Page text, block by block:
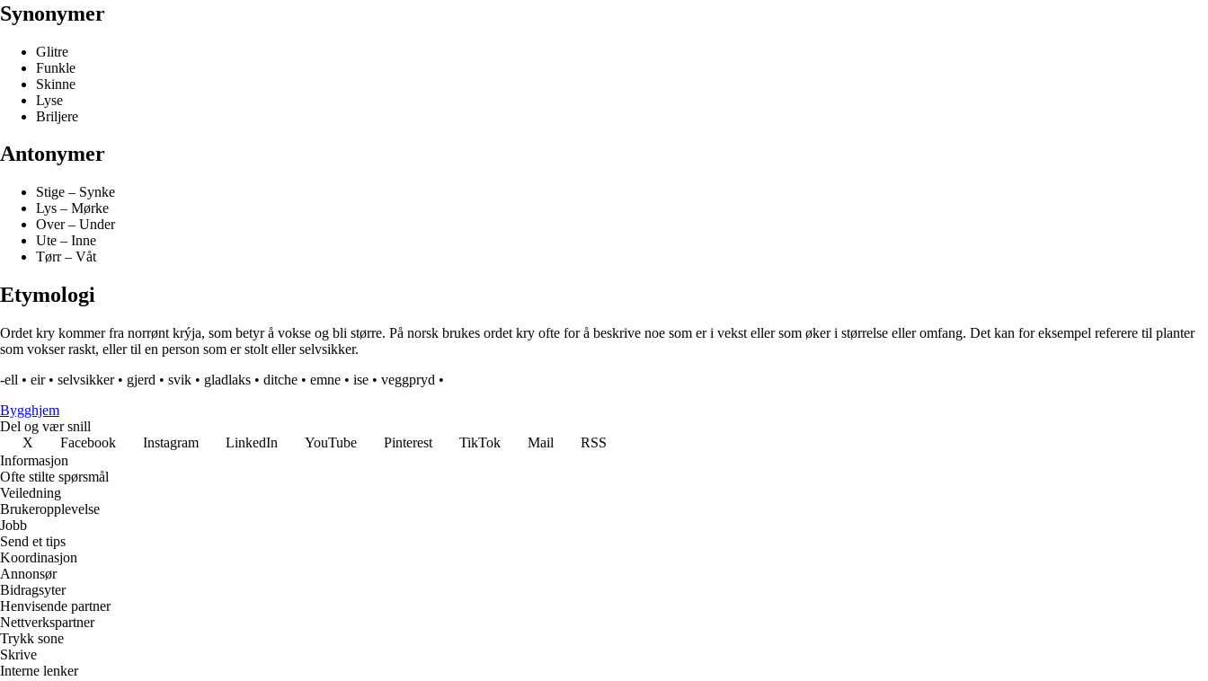
Synonymer
Glitre
Funkle
Skinne
Lyse
Briljere
Antonymer
Stige – Synke
Lys – Mørke
Over – Under
Ute – Inne
Tørr – Våt
Etymologi
Ordet kry kommer fra norrønt krýja, som betyr å vokse og bli større. På norsk brukes ordet kry ofte for å beskrive noe som er i vekst eller som øker i størrelse eller omfang. Det kan for eksempel referere til planter
som vokser raskt, eller til en person som er stolt eller selvsikker.
-ell • eir• selvsikker• gjerd • svik • gladlaks • ditche • emne • ise • veggpryd •
Bygghjem
Del og vær snill
X
Facebook Instagram LinkedIn YouTube Pinterest TikTok Mail
RSS
Informasjon
Ofte stilte spørsmål
Veiledning
Brukeropplevelse
Jobb
Send et tips
Koordinasjon
Annonsør
Bidragsyter
Henvisende partner
Nettverkspartner
Trykk sone
Skrive
Interne lenker